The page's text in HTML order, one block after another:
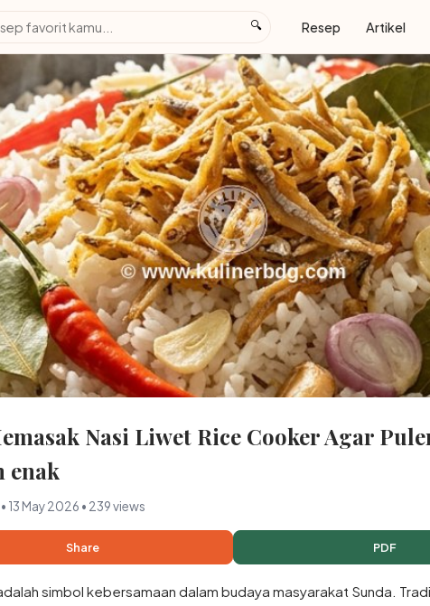
🔍 Resep Artikel
Nasi Liwet Rice Cooker Agar
enak
13 May 2026 • 239 views
Share PDF
simbol kebersamaan dalam budaya masyarakat Sunda.